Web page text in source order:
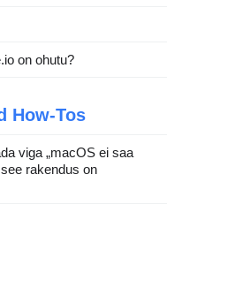
on ohutu?
How-Tos
viga „macOS ei saa
rakendus on